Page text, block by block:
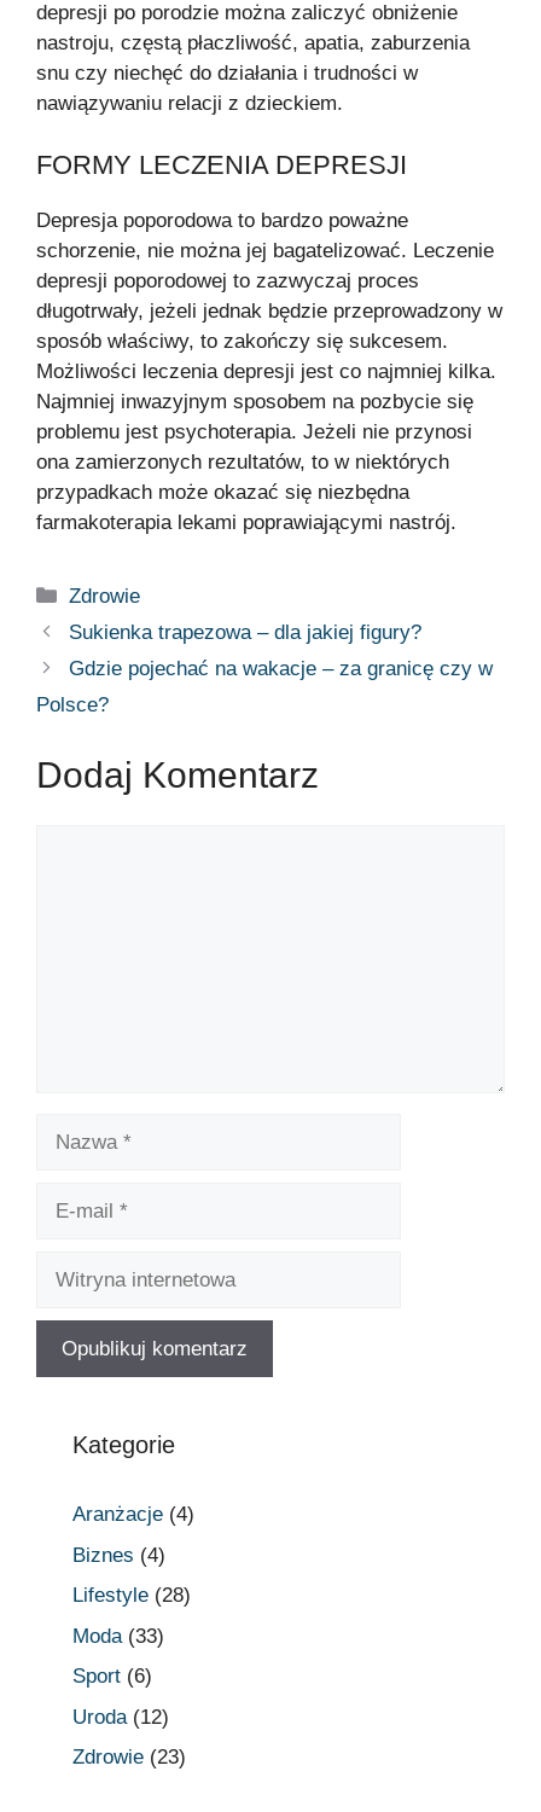
depresji po porodzie można zaliczyć obniżenie
nastroju, częstą płaczliwość, apatia, zaburzenia
snu czy niechęć do działania i trudności w
nawiązywaniu relacji z dzieckiem.
FORMY LECZENIA DEPRESJI
Depresja poporodowa to bardzo poważne
schorzenie, nie można jej bagatelizować. Leczenie
depresji poporodowej to zazwyczaj proces
długotrwały, jeżeli jednak będzie przeprowadzony w
sposób właściwy, to zakończy się sukcesem.
Możliwości leczenia depresji jest co najmniej kilka.
Najmniej inwazyjnym sposobem na pozbycie się
problemu jest psychoterapia. Jeżeli nie przynosi
ona zamierzonych rezultatów, to w niektórych
przypadkach może okazać się niezbędna
farmakoterapia lekami poprawiającymi nastrój.
Zdrowie
Sukienka trapezowa – dla jakiej figury?
Gdzie pojechać na wakacje – za granicę czy w
Polsce?
Dodaj Komentarz
Kategorie
Aranżacje (4)
Biznes (4)
Lifestyle (28)
Moda (33)
Sport (6)
Uroda (12)
Zdrowie (23)